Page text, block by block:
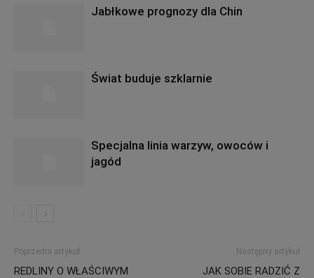
Jabłkowe prognozy dla Chin
Świat buduje szklarnie
Specjalna linia warzyw, owoców i
jagód
Poprzedni artykuł
REDLINY O WŁAŚCIWYM
Następny artykuł
JAK SOBIE RADZIĆ Z